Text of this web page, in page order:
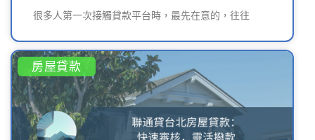
很多人第一次接觸貸款平台時，最先在意的，往往
房屋貸款